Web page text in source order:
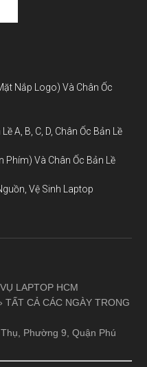
Nắp Logo) Và Chân Ốc
A, B, C, D, Chân Ốc Bản Lề
Phím) Và Chân Ốc Bản Lề
Vệ Sinh Laptop
LAPTOP HCM
CẢ CÁC NGÀY TRONG
Phường 9, Quận Phú